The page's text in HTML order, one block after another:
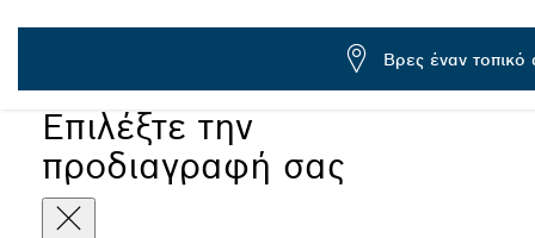
Επιλέξτε την
προδιαγραφή σας
Βρες έναν τοπικό